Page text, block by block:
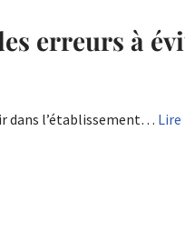
erreurs à
dans l’établissement… Lire